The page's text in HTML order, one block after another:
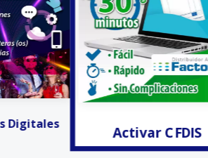
Anunciar Gratis!!!